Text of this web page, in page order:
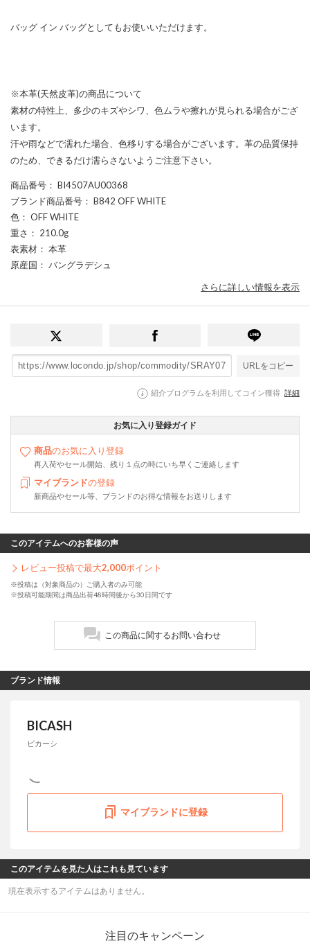
バッグ イン バッグとしてもお使いいただけます。
※本革(天然皮革)の商品について
素材の特性上、多少のキズやシワ、色ムラや擦れが見られる場合がござ
います。
汗や雨などで濡れた場合、色移りする場合がございます。革の品質保持
のため、できるだけ濡らさないようご注意下さい。
商品番号 ： BI4507AU00368
ブランド商品番号 ： B842 OFF WHITE
色 ： OFF WHITE
重さ ： 210.0g
表素材 ： 本革
原産国 ： バングラデシュ
さらに詳しい情報を表示
URLをコピー
紹介プログラムを利用してコイン獲得 詳細
お気に入り登録ガイド
商品のお気に入り登録
再入荷やセール開始、残り１点の時にいち早くご連絡します
マイブランドの登録
新商品やセール等、ブランドのお得な情報をお送りします
このアイテムへのお客様の声
レビュー投稿で最大2,000ポイント
※投稿は（対象商品の）ご購入者のみ可能
※投稿可能期間は商品出荷48時間後から30日間です
この商品に関するお問い合わせ
ブランド情報
BICASH
ビカーシ
マイブランドに登録
このアイテムを見た人はこれも見ています
現在表示するアイテムはありません。
注目のキャンペーン